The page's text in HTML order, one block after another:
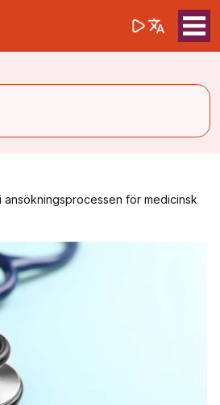
Sök på(opens in a
ansökningsprocessen för medicinsk